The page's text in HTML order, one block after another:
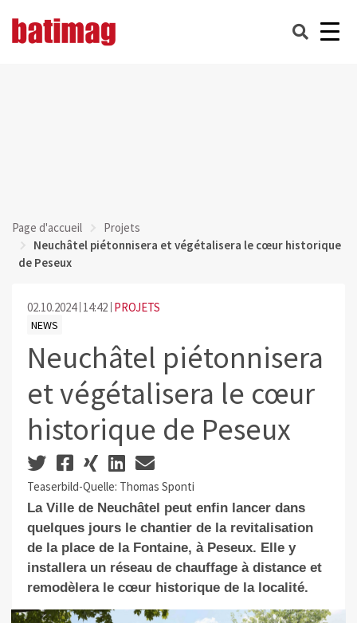
Page d'accueil
Projets
Neuchâtel piétonnisera et végétalisera le cœur historique
de Peseux
02.10.2024 14:42 PROJETS
NEWS
Neuchâtel piétonnisera
et végétalisera le cœur
historique de Peseux
Teaserbild-Quelle: Thomas Sponti
La Ville de Neuchâtel peut enfin lancer dans
quelques jours le chantier de la revitalisation
de la place de la Fontaine, à Peseux. Elle y
installera un réseau de chauffage à distance et
remodèlera le cœur historique de la localité.